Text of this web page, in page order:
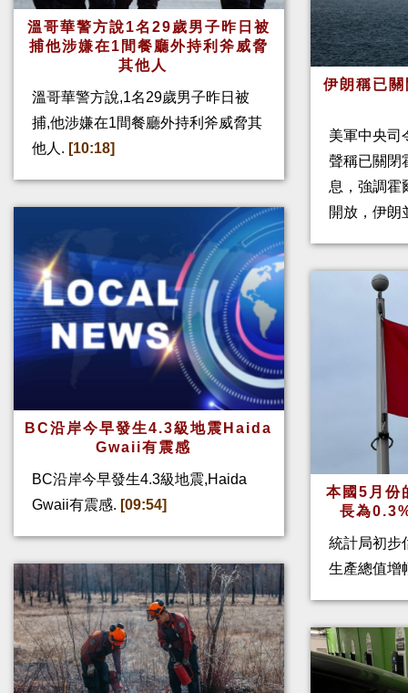
溫哥華警方說1名29歲男子昨日被
捕他涉嫌在1間餐廳外持利斧威脅
其他人
溫哥華警方說,1名29歲男子昨日被
捕,他涉嫌在1間餐廳外持利斧威脅其
他人. [10:18]
BC沿岸今早發生4.3級地震Haida
Gwaii有震感
BC沿岸今早發生4.3級地震,Haida
Gwaii有震感. [09:54]
伊朗稱已
美軍中央司
聲稱已關閉
息，強調霍
開放，伊
本國5月份
長為
統計局初步
生產總值增